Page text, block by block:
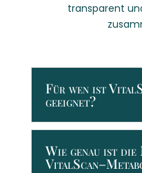
transparent
Für wen ist
geeignet?
Wie genau ist die